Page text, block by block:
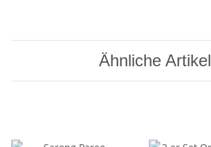
Ähnliche Artikel